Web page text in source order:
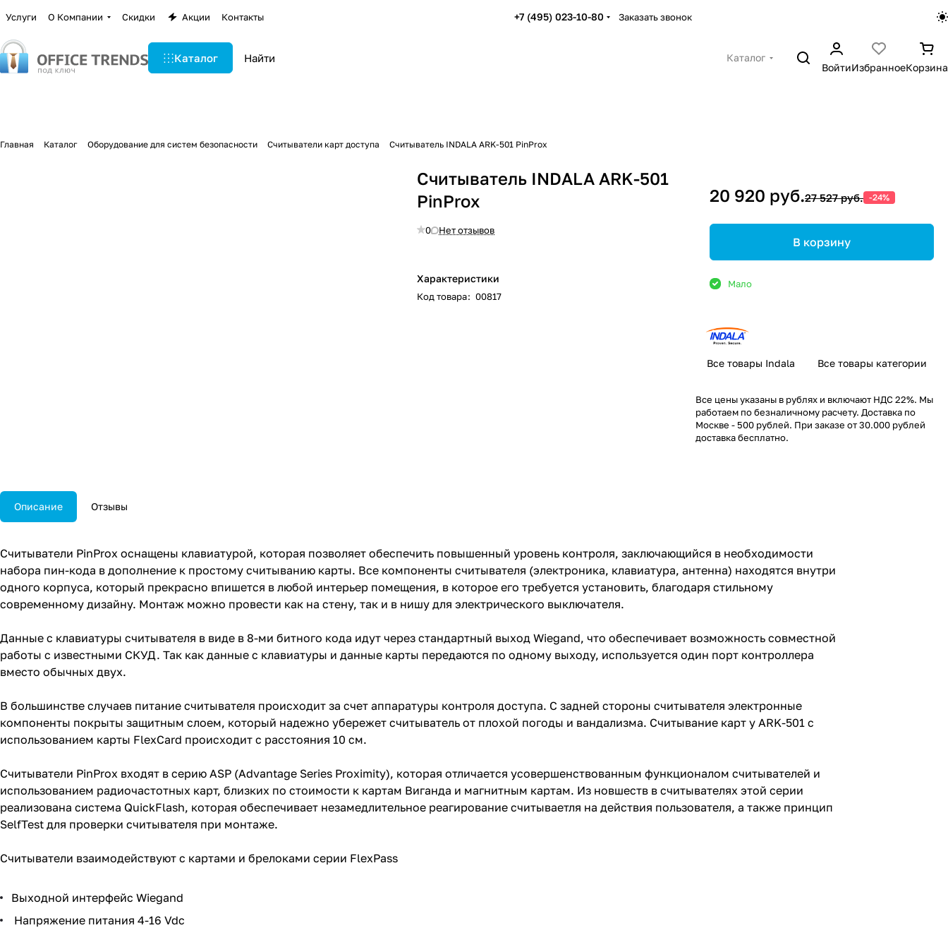
Услуги О Компании Скидки Акции Контакты +7 (495) 023-10-80 Заказать звонок
Каталог
Каталог
ВойтиИзбранноеКорзина
Главная Каталог Оборудование для систем безопасности Считыватели карт доступа Считыватель INDALA ARK-501 PinProx
Считыватель INDALA ARK-501
PinProx
0 Нет отзывов
Характеристики
Код товара: 00817
20 920 руб.27 527 руб. -24%
В корзину
Мало
Все товары Indala Все товары категории
Все цены указаны в рублях и включают НДС 22%. Мы
работаем по безналичному расчету. Доставка по
Москве - 500 рублей. При заказе от 30.000 рублей
доставка бесплатно.
Описание Отзывы
Считыватели PinProx оснащены клавиатурой, которая позволяет обеспечить повышенный уровень контроля, заключающийся в необходимости
набора пин-кода в дополнение к простому считыванию карты. Bсе компоненты считывателя (электроника, клавиатура, антенна) находятся внутри
одного корпуса, который прекрасно впишется в любой интерьер помещения, в которое его требуется установить, благодаря стильному
современному дизайну. Монтаж можно провести как на стену, так и в нишу для электрического выключателя.
Данные с клавиатуры считывателя в виде в 8-ми битного кода идут через стандартный выход Wiegand, что обеспечивает возможность совместной
работы с известными СКУД. Так как данные с клавиатуры и данные карты передаются по одному выходу, используется один порт контроллера
вместо обычных двух.
В большинстве случаев питание считывателя происходит за счет аппаратуры контроля доступа. С задней стороны считывателя электронные
компоненты покрыты защитным слоем, который надежно убережет считыватель от плохой погоды и вандализма. Считывание карт у ARK-501 c
использованием карты FlexCard происходит с расстояния 10 см.
Считыватели PinProx входят в серию ASP (Advantage Series Proximity), которая отличается усовершенствованным функционалом считывателей и
использованием радиочастотных карт, близких по стоимости к картам Виганда и магнитным картам. Из новшеств в считывателях этой серии
реализована система QuickFlash, которая обеспечивает незамедлительное реагирование считываетля на действия пользователя, а также принцип
SelfTest для проверки считывателя при монтаже.
Считыватели взаимодействуют c картами и брелоками серии FlexPass
Выходной интерфейс Wiegand
Напряжение питания 4-16 Vdc